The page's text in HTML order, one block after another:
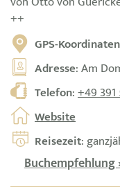
++
GPS-Koordinaten
Adresse: Am
Telefon:+49 391
Website
Reisezeit:
Buchempfehlung